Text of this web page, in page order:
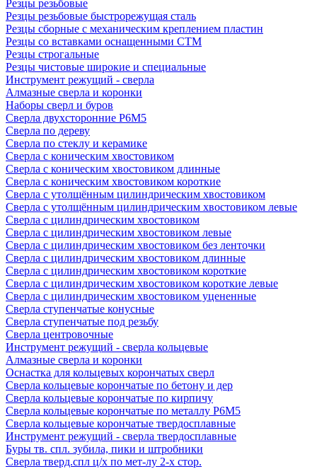
Резцы резьбовые
Резцы резьбовые быстрорежущая сталь
Резцы сборные с механическим креплением пластин
Резцы со вставками оснащенными СТМ
Резцы строгальные
Резцы чистовые широкие и специальные
Инструмент режущий - сверла
Алмазные сверла и коронки
Наборы сверл и буров
Сверла двухсторонние Р6М5
Сверла по дереву
Сверла по стеклу и керамике
Сверла с коническим хвостовиком
Сверла с коническим хвостовиком длинные
Сверла с коническим хвостовиком короткие
Сверла с утолщённым цилиндрическим хвостовиком
Сверла с утолщённым цилиндрическим хвостовиком левые
Сверла с цилиндрическим хвостовиком
Сверла с цилиндрическим хвостовиком левые
Сверла с цилиндрическим хвостовиком без ленточки
Сверла с цилиндрическим хвостовиком длинные
Сверла с цилиндрическим хвостовиком короткие
Сверла с цилиндрическим хвостовиком короткие левые
Сверла с цилиндрическим хвостовиком уцененные
Сверла ступенчатые конусные
Сверла ступенчатые под резьбу
Сверла центровочные
Инструмент режущий - сверла кольцевые
Алмазные сверла и коронки
Оснастка для кольцевых корончатых сверл
Сверла кольцевые корончатые по бетону и дер
Сверла кольцевые корончатые по кирпичу
Сверла кольцевые корончатые по металлу Р6М5
Сверла кольцевые корончатые твердосплавные
Инструмент режущий - сверла твердосплавные
Буры тв. спл. зубила, пики и штробники
Сверла тверд.спл ц/х по мет-лу 2-х стор.